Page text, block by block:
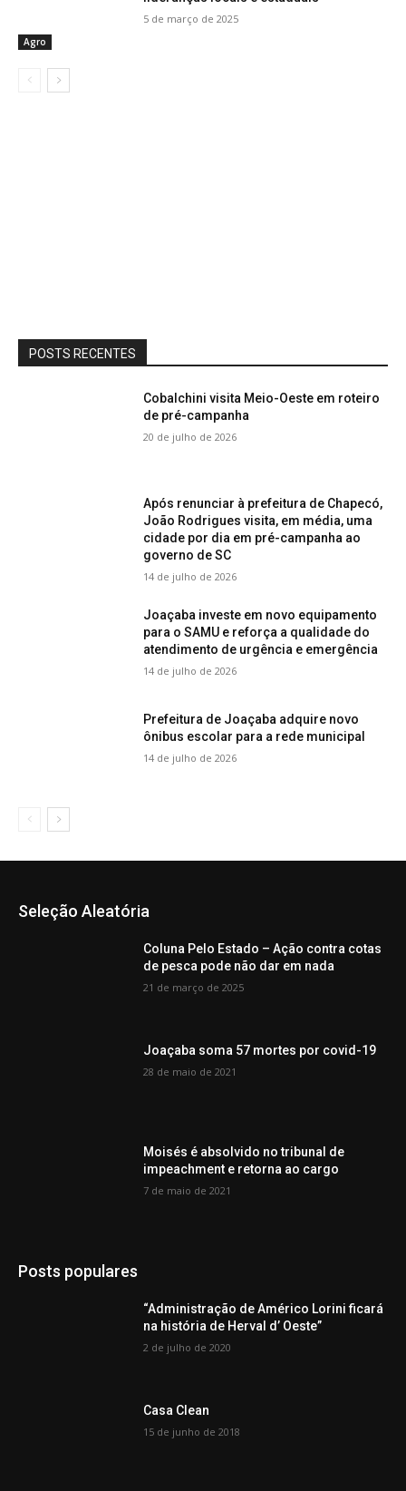
Agro
5 de março de 2025
POSTS RECENTES
Cobalchini visita Meio-Oeste em roteiro
de pré-campanha
20 de julho de 2026
Após renunciar à prefeitura de Chapecó,
João Rodrigues visita, em média, uma
cidade por dia em pré-campanha ao
governo de SC
14 de julho de 2026
Joaçaba investe em novo equipamento
para o SAMU e reforça a qualidade do
atendimento de urgência e emergência
14 de julho de 2026
Prefeitura de Joaçaba adquire novo
ônibus escolar para a rede municipal
14 de julho de 2026
Seleção Aleatória
Coluna Pelo Estado – Ação contra cotas
de pesca pode não dar em nada
21 de março de 2025
Joaçaba soma 57 mortes por covid-19
28 de maio de 2021
Moisés é absolvido no tribunal de
impeachment e retorna ao cargo
7 de maio de 2021
Posts populares
“Administração de Américo Lorini ficará
na história de Herval d’ Oeste”
2 de julho de 2020
Casa Clean
15 de junho de 2018